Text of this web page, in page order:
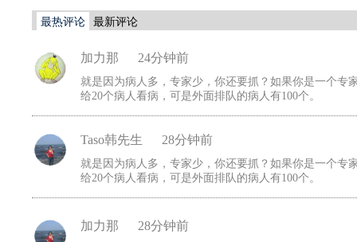
最热评论 最新评论
加力那 24分钟前
就是因为病人多，专家少，你还要抓？如果你是一个专
给20个病人看病，可是外面排队的病人有100个。
Taso韩先生 28分钟前
就是因为病人多，专家少，你还要抓？如果你是一个专
给20个病人看病，可是外面排队的病人有100个。
加力那 28分钟前